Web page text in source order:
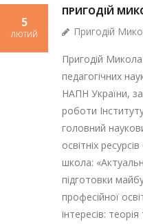
ПРИГОДІЙ
5
ЛЮТИЙ Пригодій
Пригодій
педагогічних
НАПН України,
роботи
головний
освітніх
школа:
підготовки
професійної
інтересів: